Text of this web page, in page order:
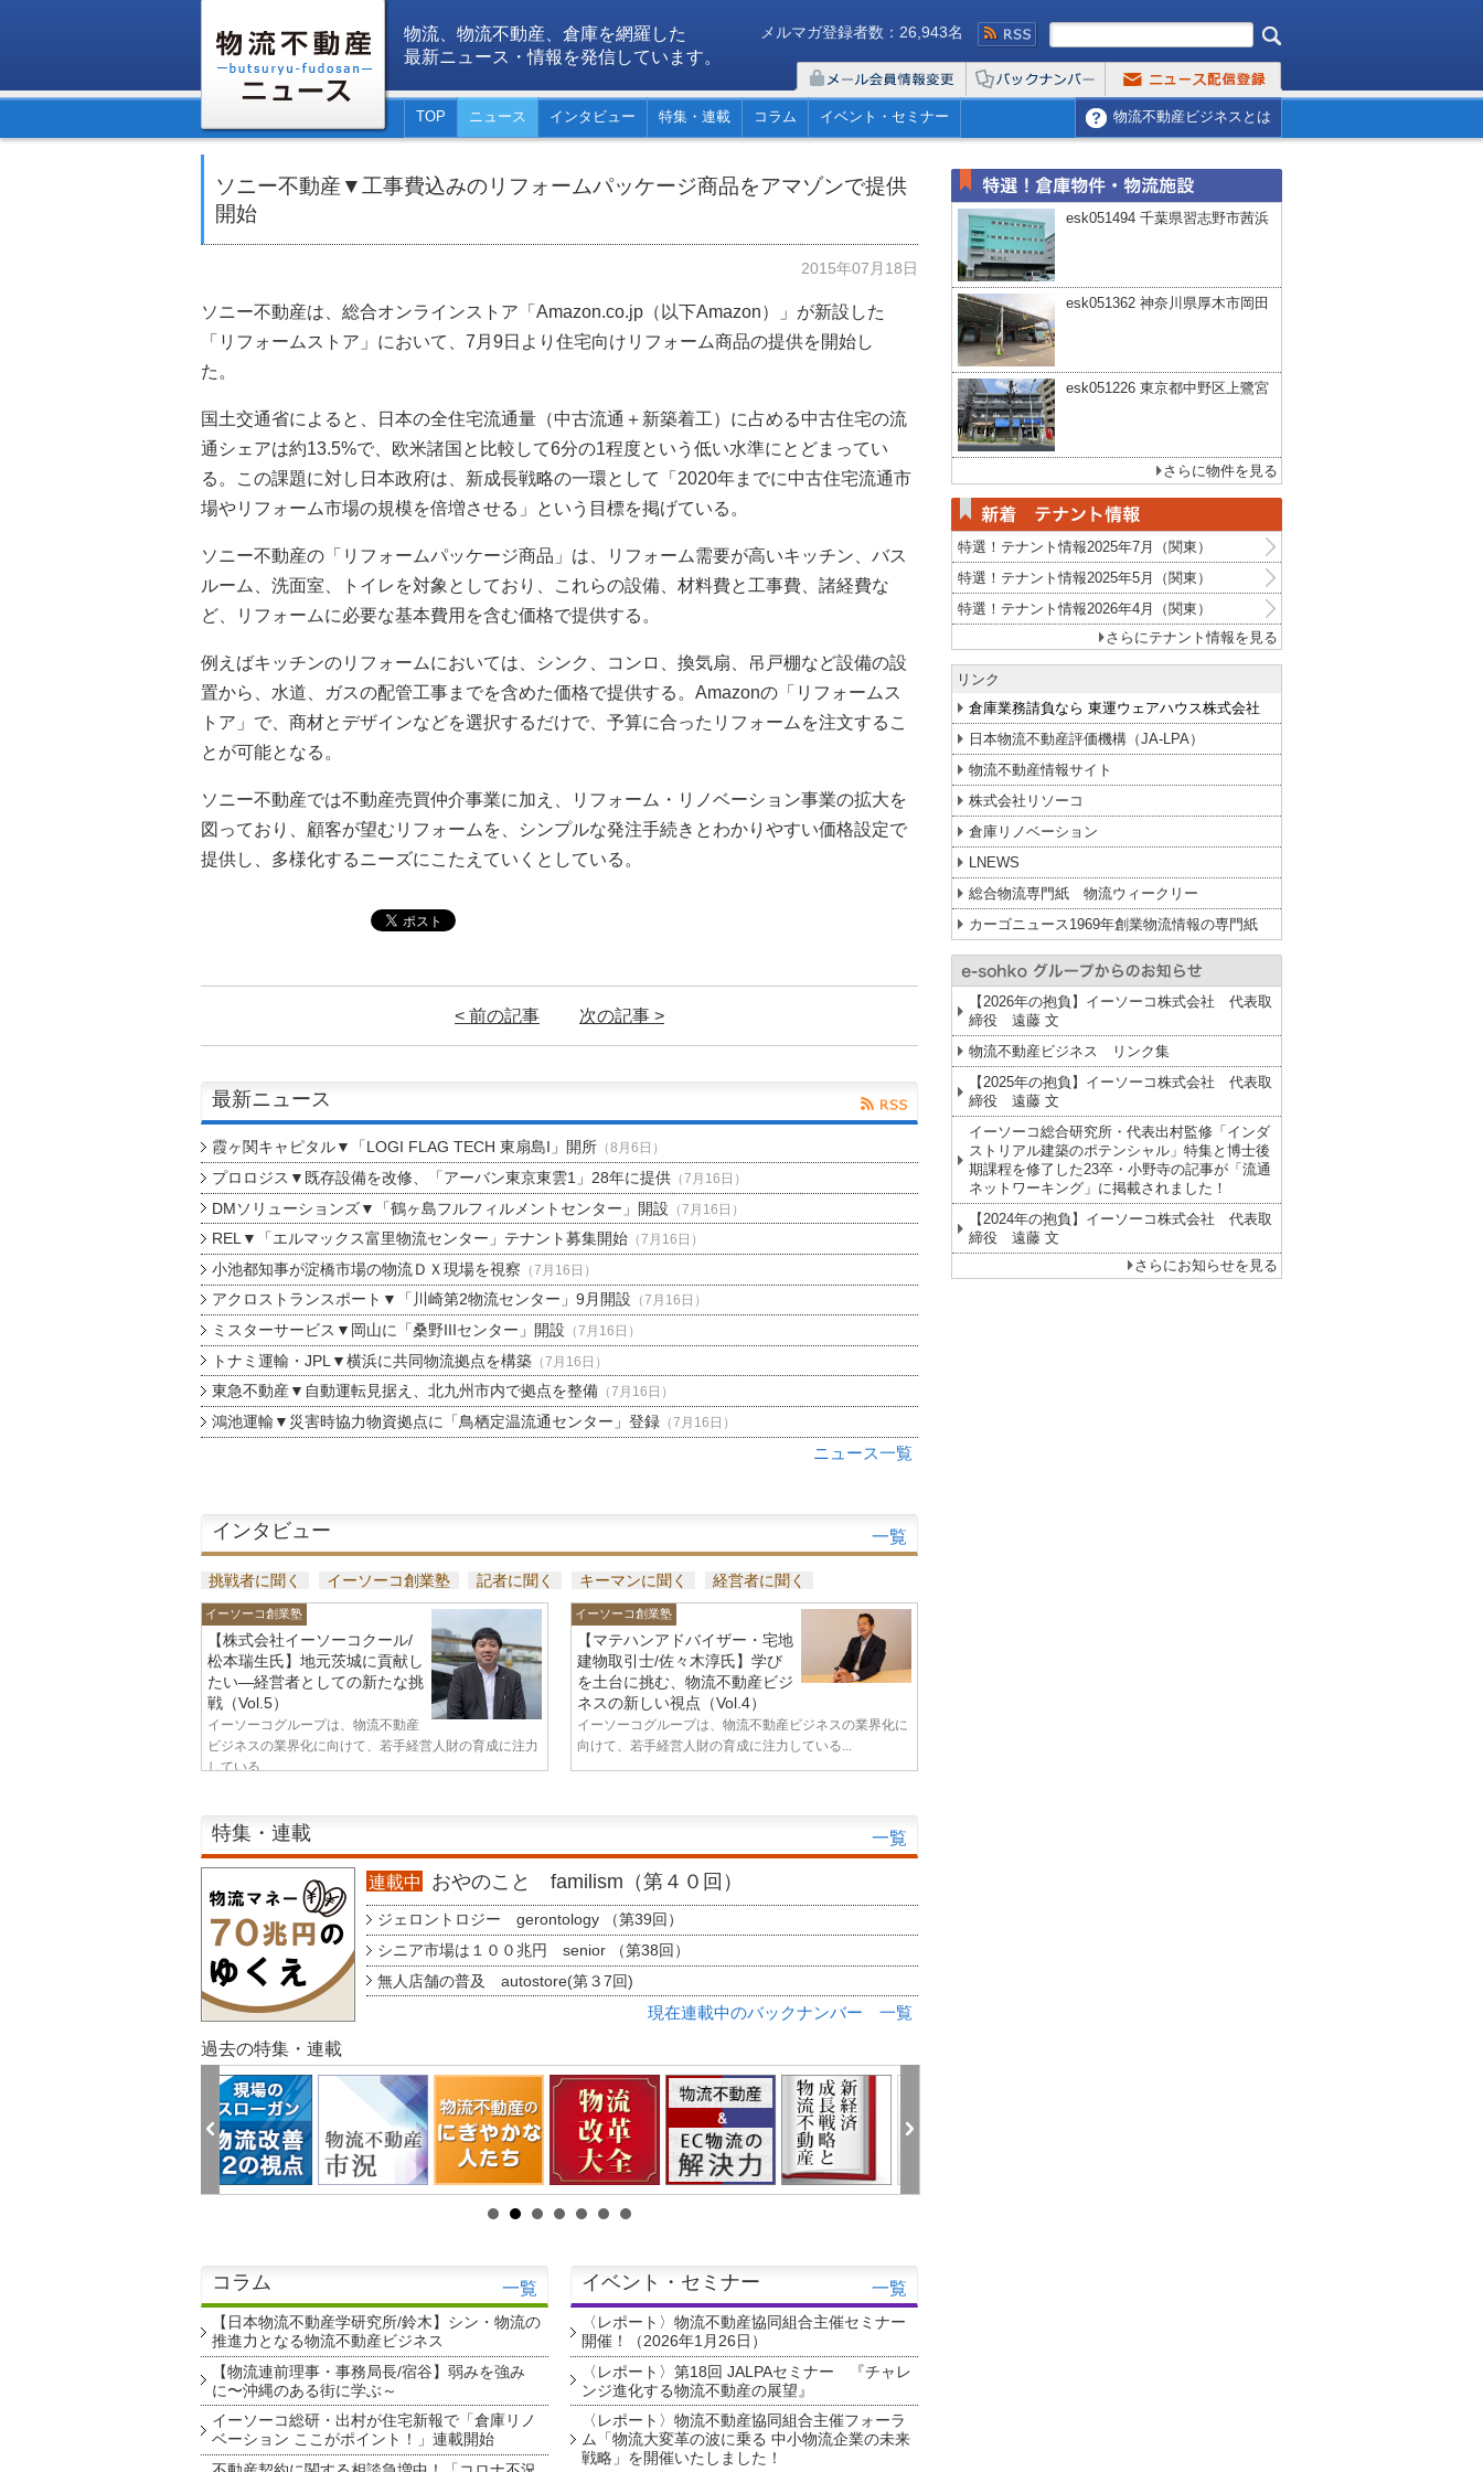
物流、物流不動産、倉庫を網羅した
最新ニュース・情報を発信しています。
メルマガ登録者数：26,943名
TOP ニュース インタビュー 特集・連載 コラム イベント・セミナー 物流不動産ビジネスとは
ソニー不動産▼工事費込みのリフォームパッケージ商品をアマゾンで提供
開始
2015年07月18日
ソニー不動産は、総合オンラインストア「Amazon.co.jp（以下Amazon）」が新設した
「リフォームストア」において、7月9日より住宅向けリフォーム商品の提供を開始し
た。
国土交通省によると、日本の全住宅流通量（中古流通＋新築着工）に占める中古住宅の流
通シェアは約13.5%で、欧米諸国と比較して6分の1程度という低い水準にとどまってい
る。この課題に対し日本政府は、新成長戦略の一環として「2020年までに中古住宅流通市
場やリフォーム市場の規模を倍増させる」という目標を掲げている。
ソニー不動産の「リフォームパッケージ商品」は、リフォーム需要が高いキッチン、バス
ルーム、洗面室、トイレを対象としており、これらの設備、材料費と工事費、諸経費な
ど、リフォームに必要な基本費用を含む価格で提供する。
例えばキッチンのリフォームにおいては、シンク、コンロ、換気扇、吊戸棚など設備の設
置から、水道、ガスの配管工事までを含めた価格で提供する。Amazonの「リフォームス
トア」で、商材とデザインなどを選択するだけで、予算に合ったリフォームを注文するこ
とが可能となる。
ソニー不動産では不動産売買仲介事業に加え、リフォーム・リノベーション事業の拡大を
図っており、顧客が望むリフォームを、シンプルな発注手続きとわかりやすい価格設定で
提供し、多様化するニーズにこたえていくとしている。
< 前の記事 次の記事 >
最新ニュース
霞ヶ関キャピタル▼「LOGI FLAG TECH 東扇島I」開所（8月6日）
プロロジス▼既存設備を改修、「アーバン東京東雲1」28年に提供（7月16日）
DMソリューションズ▼「鶴ヶ島フルフィルメントセンター」開設 （7月16日）
REL▼「エルマックス富里物流センター」テナント募集開始（7月16日）
小池都知事が淀橋市場の物流ＤＸ現場を視察 （7月16日）
アクロストランスポート▼「川崎第2物流センター」9月開設 （7月16日）
ミスターサービス▼岡山に「桑野IIIセンター」開設 （7月16日）
トナミ運輸・JPL▼横浜に共同物流拠点を構築（7月16日）
東急不動産▼自動運転見据え、北九州市内で拠点を整備（7月16日）
鴻池運輸▼災害時協力物資拠点に「鳥栖定温流通センター」登録（7月16日）
ニュース一覧
インタビュー 一覧
挑戦者に聞く イーソーコ創業塾 記者に聞く キーマンに聞く 経営者に聞く
イーソーコ創業塾
【株式会社イーソーコクール/
松本瑞生氏】地元茨城に貢献し
たい—経営者としての新たな挑
戦（Vol.5）
イーソーコグループは、物流不動産
ビジネスの業界化に向けて、若手経営人財の育成に注力
している...
イーソーコ創業塾
【マテハンアドバイザー・宅地
建物取引士/佐々木淳氏】学び
を土台に挑む、物流不動産ビジ
ネスの新しい視点（Vol.4）
イーソーコグループは、物流不動産ビジネスの業界化に
向けて、若手経営人財の育成に注力している...
特集・連載 一覧
連載中 おやのこと familism（第４０回）
ジェロントロジー gerontology （第39回）
シニア市場は１００兆円 senior （第38回）
無人店舗の普及 autostore(第３7回)
現在連載中のバックナンバー 一覧
過去の特集・連載
コラム 一覧
【日本物流不動産学研究所/鈴木】シン・物流の
推進力となる物流不動産ビジネス
【物流連前理事・事務局長/宿谷】弱みを強み
に〜沖縄のある街に学ぶ～
イーソーコ総研・出村が住宅新報で「倉庫リノ
ベーション ここがポイント！」連載開始
イベント・セミナー 一覧
〈レポート〉物流不動産協同組合主催セミナー
開催！（2026年1月26日）
〈レポート〉第18回 JALPAセミナー 『チャレ
ンジ進化する物流不動産の展望』
〈レポート〉物流不動産協同組合主催フォーラ
ム「物流大変革の波に乗る 中小物流企業の未来
戦略」を開催いたしました！
esk051494 千葉県習志野市茜浜
esk051362 神奈川県厚木市岡田
esk051226 東京都中野区上鷺宮
さらに物件を見る
特選！テナント情報2025年7月（関東）
特選！テナント情報2025年5月（関東）
特選！テナント情報2026年4月（関東）
さらにテナント情報を見る
リンク
倉庫業務請負なら 東運ウェアハウス株式会社
日本物流不動産評価機構（JA-LPA）
物流不動産情報サイト
株式会社リソーコ
倉庫リノベーション
LNEWS
総合物流専門紙 物流ウィークリー
カーゴニュース1969年創業物流情報の専門紙
【2026年の抱負】イーソーコ株式会社 代表取
締役 遠藤 文
物流不動産ビジネス リンク集
【2025年の抱負】イーソーコ株式会社 代表取
締役 遠藤 文
イーソーコ総合研究所・代表出村監修「インダ
ストリアル建築のポテンシャル」特集と博士後
期課程を修了した23卒・小野寺の記事が「流通
ネットワーキング」に掲載されました！
【2024年の抱負】イーソーコ株式会社 代表取
締役 遠藤 文
さらにお知らせを見る